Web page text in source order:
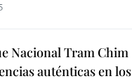
Nacional Tram Chim
auténticas en los